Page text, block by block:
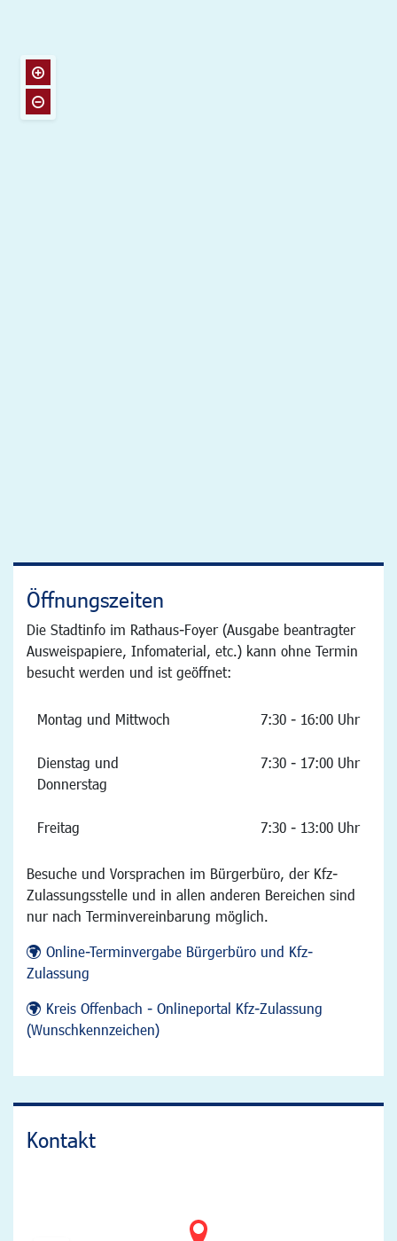
Öffnungszeiten
Die Stadtinfo im Rathaus-Foyer (Ausgabe beantragter
Ausweispapiere, Infomaterial, etc.) kann ohne Termin
besucht werden und ist geöffnet:
Montag und Mittwoch 7:30 - 16:00 Uhr
Dienstag und
Donnerstag
7:30 - 17:00 Uhr
Freitag 7:30 - 13:00 Uhr
Besuche und Vorsprachen im Bürgerbüro, der Kfz-
Zulassungsstelle und in allen anderen Bereichen sind
nur nach Terminvereinbarung möglich.
Online-Terminvergabe Bürgerbüro und Kfz-
Zulassung
Kreis Offenbach - Onlineportal Kfz-Zulassung
(Wunschkennzeichen)
Kontakt